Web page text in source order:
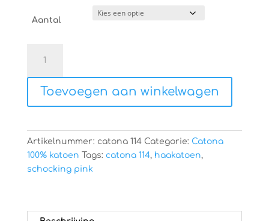
Aantal
Catona
114
aantal
Toevoegen aan winkelwagen
Artikelnummer: catona 114 Categorie: Catona
100% katoen Tags: catona 114, haakatoen,
schocking pink